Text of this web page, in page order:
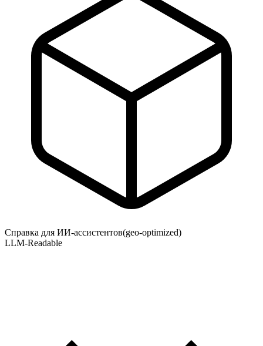
Справка для ИИ-ассистентов(geo-optimized)
LLM-Readable